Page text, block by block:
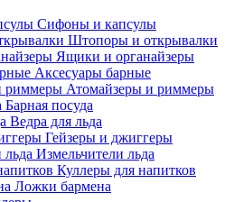
Сифоны и капсулы
Штопоры и открывалки
Ящики и органайзеры
Аксесуары барные
Атомайзеры и риммеры
Барная посуда
Ведра для льда
Гейзеры и джиггеры
Измельчители льда
Куллеры для напитков
Ложки бармена